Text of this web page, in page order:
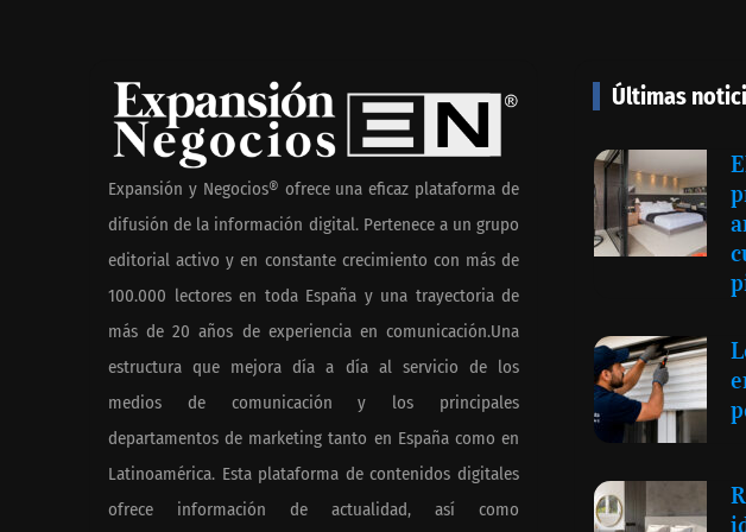
Grupo Modelo celebra a la
cerveza como la bebida que
el mundo elige para
reunirse: 7 de cada 10 la
escogen
Nicols presenta seis modelos
de anillos de compromiso
para el eclipse solar del 12
Expansión y Negocios® ofrece una eficaz plataforma de
difusión de la información digital. Pertenece a un grupo
editorial activo y en constante crecimiento con más de
100.000 lectores en toda España y una trayectoria de
más de 20 años de experiencia en comunicación.Una
estructura que mejora día a día al servicio de los
medios de comunicación y los principales
departamentos de marketing tanto en España como en
Latinoamérica. Esta plataforma de contenidos digitales
ofrece información de actualidad, así como
Últimas